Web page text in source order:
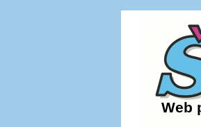
Web